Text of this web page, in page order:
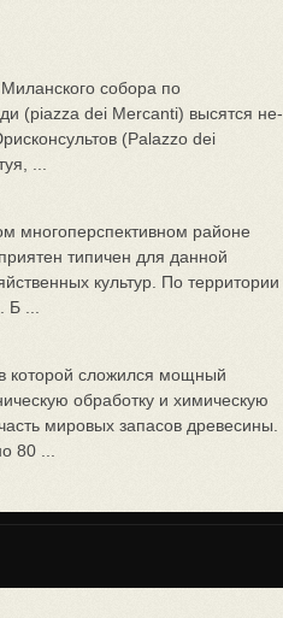
собора по
(piazza dei Mercanti) высятся не­
(Palazzo dei
...
многоперспективном районе
типичен для данной
культур. По территории
...
которой сложился мощный
обработку и химическую
мировых запасов древесины.
80 ...